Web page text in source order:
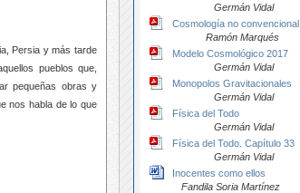
Germán Vidal
Cosmología no convencional
Ramón Marqués
Modelo Cosmológico 2017
Germán Vidal
Monopolos Gravitacionales
Germán Vidal
Física del Todo
Germán Vidal
Física del Todo. Capítulo 33
Germán Vidal
Inocentes como ellos
Fandila Soria Martínez
Persia y más tarde
pueblos que,
pequeñas obras y
nos habla de lo que